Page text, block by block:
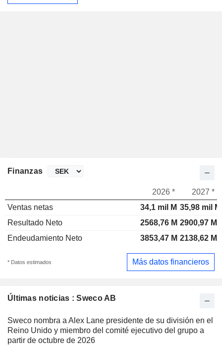
Últimas noticias : Sweco AB
Sweco nombra a Alex Lane presidente de su división en el
Reino Unido y miembro del comité ejecutivo del grupo a
partir de octubre de 2026
Finanzas
2026 *
2027 *
Ventas netas
34,1 mil M 35,98 mil M
Resultado Neto
2568,76 M 2900,97 M
Endeudamiento Neto
3853,47 M 2138,62 M
* Datos estimados Más datos financieros